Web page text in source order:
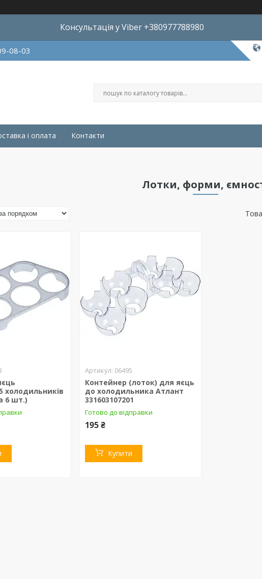
Консультація у Viber +380977788980
08-03
і оплата Контакти
Лотки, форми,
холодильників
6 шт.)
06495
Контейнер (лоток) для яєць
до холодильника Атлант
331603107201
Готово до відправки
195 ₴
Купити